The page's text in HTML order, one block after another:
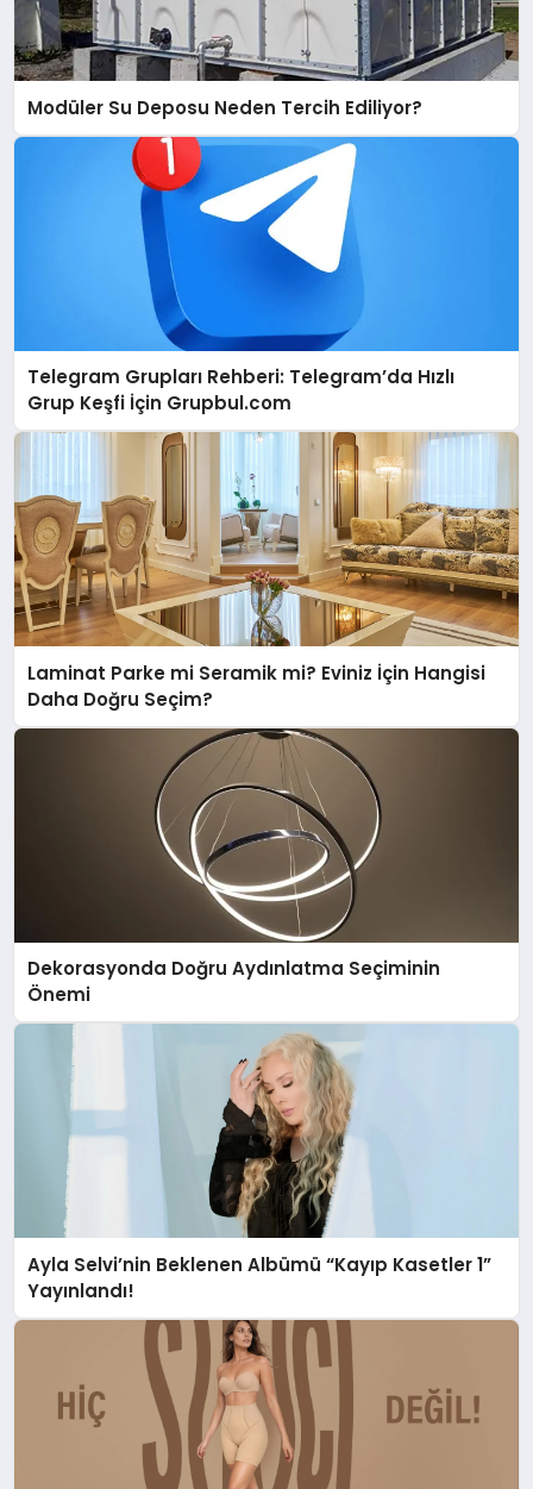
Modüler Su Deposu Neden Tercih Ediliyor?
Telegram Grupları Rehberi: Telegram’da Hızlı
Grup Keşfi İçin Grupbul.com
Laminat Parke mi Seramik mi? Eviniz İçin Hangisi
Daha Doğru Seçim?
Dekorasyonda Doğru Aydınlatma Seçiminin
Önemi
Ayla Selvi’nin Beklenen Albümü “Kayıp Kasetler 1”
Yayınlandı!